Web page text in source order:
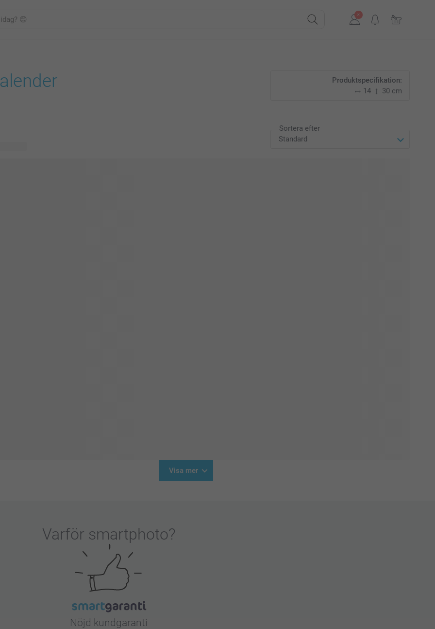
Produktspecifikation:
14
30 cm
Sortera efter
Visa mer
Varför smartphoto?
Nöjd kundgaranti